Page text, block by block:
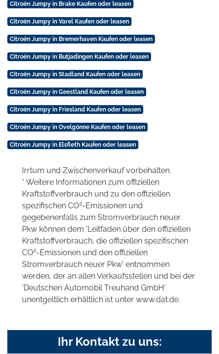
Citroën Jumpy in Brake Kaufen oder leasen
Citroën Jumpy in Varel Kaufen oder leasen
Citroën Jumpy in Bremerhaven Kaufen oder leasen
Citroën Jumpy in Butjadingen Kaufen oder leasen
Citroën Jumpy in Stadland Kaufen oder leasen
Citroën Jumpy in Geestland Kaufen oder leasen
Citroën Jumpy in Friesland Kaufen oder leasen
Citroën Jumpy in Ovelgönne Kaufen oder leasen
Citroën Jumpy in Elsfleth Kaufen oder leasen
Irrtum und Zwischenverkauf vorbehalten.
* Weitere Informationen zum offiziellen
Kraftstoffverbrauch und zu den offiziellen
spezifischen CO2-Emissionen und
gegebenenfalls zum Stromverbrauch neuer
Pkw können dem 'Leitfaden über den offiziellen
Kraftstoffverbrauch, die offiziellen spezifischen
CO2-Emissionen und den offiziellen
Stromverbrauch neuer Pkw' entnommen
werden, der an allen Verkaufsstellen und bei der
'Deutschen Automobil Treuhand GmbH'
unentgeltlich erhältlich ist unter www.dat.de.
Ihr Kontakt zu uns: